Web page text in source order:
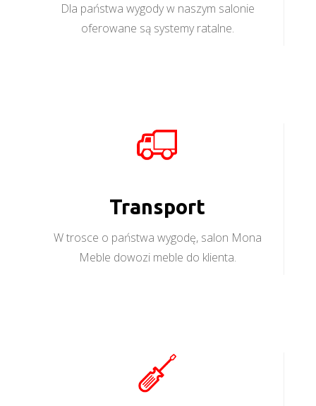
Dla państwa wygody w naszym salonie
oferowane są systemy ratalne.
Transport
W trosce o państwa wygodę, salon Mona
Meble dowozi meble do klienta.